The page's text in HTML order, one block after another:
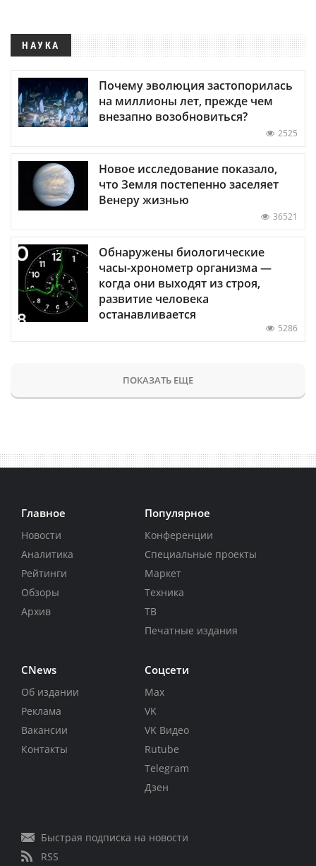
НАУКА
Почему эволюция застопорилась
на миллионы лет, прежде чем
внезапно возобновиться?
2525
Новое исследование показало,
что Земля постепенно заселяет
Венеру жизнью
36521
Обнаружены биологические
часы-хронометр организма —
когда они выходят из строя,
развитие человека
останавливается
5286
ПОКАЗАТЬ ЕЩЕ
Главное
Новости
Аналитика
Рейтинги
Обзоры
Архив
Популярное
Конференции
Специальные проекты
Маркет
Техника
ТВ
Печатные издания
CNews
Об издании
Реклама
Вакансии
Контакты
Соцсети
Max
VK
VK Видео
Rutube
Telegram
Дзен
Быстрая подписка на новости
RSS